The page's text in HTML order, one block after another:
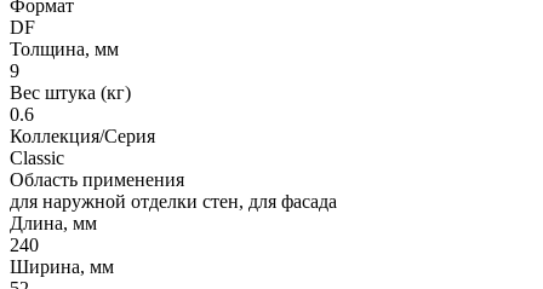
Формат
DF
Толщина, мм
9
Вес штука (кг)
0.6
Коллекция/Серия
Classic
Область применения
для наружной отделки стен, для фасада
Длина, мм
240
Ширина, мм